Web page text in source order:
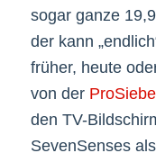
sogar ganze
der kann
früher, heute
von der
den TV-
SevenSenses